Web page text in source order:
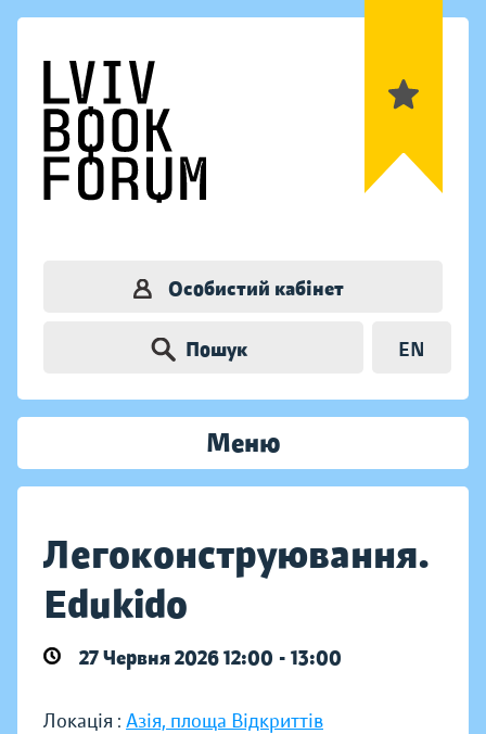
Особистий кабінет
Пошук EN
Меню
Легоконструювання.
Edukido
27 Червня 2026 12:00 - 13:00
Локація : Азія, площа Відкриттів